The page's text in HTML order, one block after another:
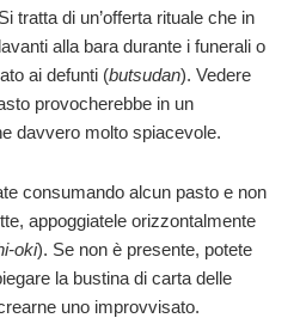
tratta di un’offerta rituale che in
alla bara durante i funerali o
ai defunti (butsudan). Vedere
provocherebbe in un
davvero molto spiacevole.
consumando alcun pasto e non
appoggiatele orizzontalmente
oki). Se non è presente, potete
la bustina di carta delle
uno improvvisato.